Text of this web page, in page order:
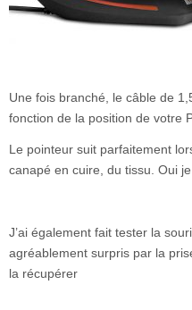
Une fois branché, le câble de
fonction de la position de votre
Le pointeur suit parfaitement
canapé en cuire, du tissu. Oui
J’ai également fait tester la
agréablement surpris par la
la récupérer